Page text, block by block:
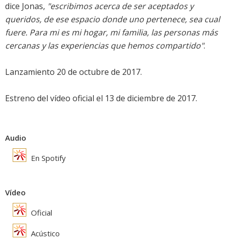
dice Jonas, "escribimos acerca de ser aceptados y
queridos, de ese espacio donde uno pertenece, sea cual
fuere. Para mi es mi hogar, mi familia, las personas más
cercanas y las experiencias que hemos compartido".
Lanzamiento 20 de octubre de 2017.
Estreno del vídeo oficial el 13 de diciembre de 2017.
Audio
En Spotify
Vídeo
Oficial
Acústico